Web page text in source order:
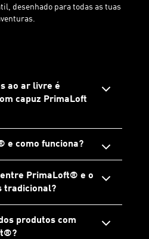
desenhado para todas as tuas
ao ar livre é
capuz PrimaLoft
e como funciona?
PrimaLoft® e o
tradicional?
produtos com